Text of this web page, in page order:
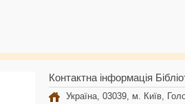
Контактна інформація
Україна, 03039, м. Київ,